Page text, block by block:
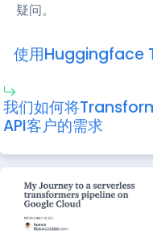
疑问。
使用Huggingface
我们如何将
API客户的需求